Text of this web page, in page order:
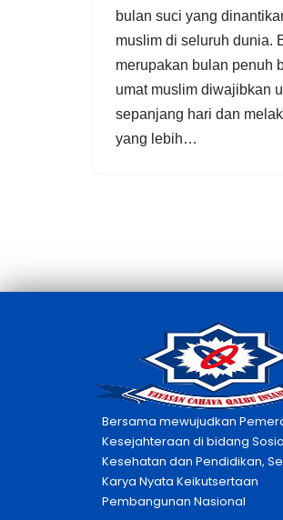
bulan suci yang
muslim di seluruh dunia.
merupakan bulan penuh
umat muslim diwajibkan
sepanjang hari dan
yang lebih…
Bersama mewujudkan
Kesejahteraan di bidang
Kesehatan dan Pendidikan,
Karya Nyata Keikutsertaan
Pembangunan Nasional